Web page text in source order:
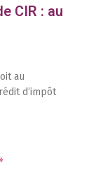
CIR : au
au
d’impôt